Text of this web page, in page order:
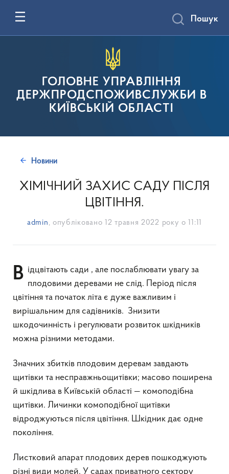
ГОЛОВНЕ УПРАВЛІННЯ
ДЕРЖПРОДСПОЖИВСЛУЖБИ В
КИЇВСЬКІЙ ОБЛАСТІ
Пошук
Новини
ХІМІЧНИЙ ЗАХИС САДУ ПІСЛЯ
ЦВІТІННЯ.
admin , опубліковано 12 травня 2022 року о 11:11
Відцвітають сади , але послаблювати увагу за плодовими деревами не слід. Період після
цвітіння та початок літа є дуже важливим і
вирішальним для садівників. Знизити
шкодочинність і регулювати розвиток шкідників
можна різними методами.
Значних збитків плодовим деревам завдають
щитівки та несправжньощитівки; масово поширена
й шкідлива в Київській області — комоподібна
щитівки. Личинки комоподібної щитівки
відроджуються після цвітіння. Шкідник дає одне
покоління.
Листковий апарат плодових дерев пошкоджують
різні види молей. У садах приватного сектору